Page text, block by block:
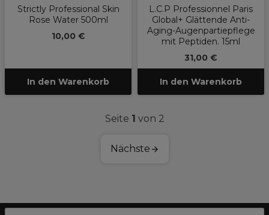
Strictly Professional Skin
Rose Water 500ml
10,00 €
In den Warenkorb
L.C.P Professionnel Paris
Global+ Glättende Anti-
Aging-Augenpartiepflege
mit Peptiden. 15ml
31,00 €
In den Warenkorb
Seite 1 von 2
Nächste